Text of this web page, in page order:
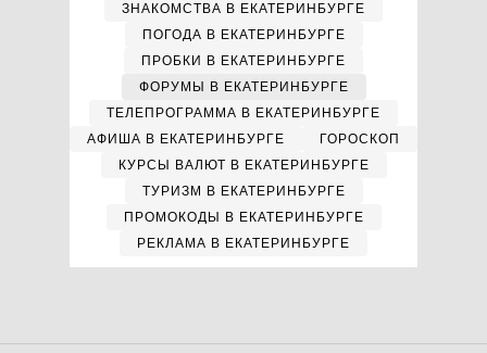
ЗНАКОМСТВА В ЕКАТЕРИНБУРГЕ
ПОГОДА В ЕКАТЕРИНБУРГЕ
ПРОБКИ В ЕКАТЕРИНБУРГЕ
ФОРУМЫ В ЕКАТЕРИНБУРГЕ
ТЕЛЕПРОГРАММА В ЕКАТЕРИНБУРГЕ
АФИША В ЕКАТЕРИНБУРГЕ
ГОРОСКОП
КУРСЫ ВАЛЮТ В ЕКАТЕРИНБУРГЕ
ТУРИЗМ В ЕКАТЕРИНБУРГЕ
ПРОМОКОДЫ В ЕКАТЕРИНБУРГЕ
РЕКЛАМА В ЕКАТЕРИНБУРГЕ